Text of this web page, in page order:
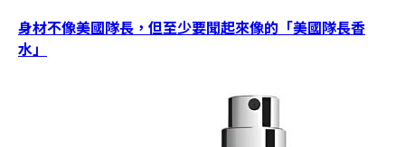
身材不像美國隊長，但至少要聞起來像的「美國隊長香
水」